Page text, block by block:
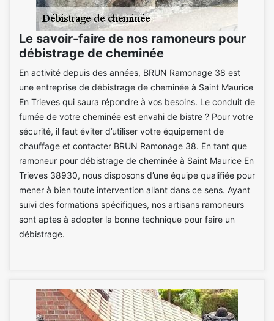
Le savoir-faire de nos ramoneurs pour
débistrage de cheminée
En activité depuis des années, BRUN Ramonage 38 est
une entreprise de débistrage de cheminée à Saint Maurice
En Trieves qui saura répondre à vos besoins. Le conduit de
fumée de votre cheminée est envahi de bistre ? Pour votre
sécurité, il faut éviter d’utiliser votre équipement de
chauffage et contacter BRUN Ramonage 38. En tant que
ramoneur pour débistrage de cheminée à Saint Maurice En
Trieves 38930, nous disposons d’une équipe qualifiée pour
mener à bien toute intervention allant dans ce sens. Ayant
suivi des formations spécifiques, nos artisans ramoneurs
sont aptes à adopter la bonne technique pour faire un
débistrage.